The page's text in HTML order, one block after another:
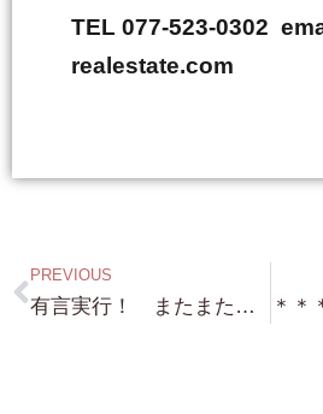
TEL 077-523-0302
realestate.com
PREVIOUS
有言実行！ またまた（笑）北小松 琵琶湖浜付き（道を一本挟んではいますが）約2,600坪 ここも保養所には最適ですね！